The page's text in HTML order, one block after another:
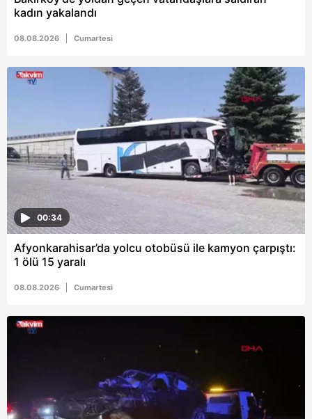
kadın yakalandı
08.08.2026 Cumartesi
00:34
Afyonkarahisar’da yolcu otobüsü ile kamyon çarpıştı:
1 ölü 15 yaralı
08.08.2026 Cumartesi